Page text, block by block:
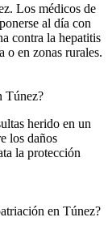
Los médicos de
al día con
contra la hepatitis
o en zonas rurales.
Túnez?
herido en un
los daños
la protección
en Túnez?